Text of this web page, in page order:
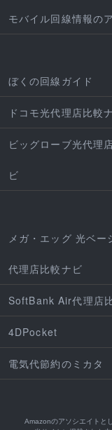
モバイル回線情報の
ぼくの回線ガイド
ドコモ光代理店比較
ビッグローブ光代理
ビ
メガ・エッグ 光ベー
代理店比較ナビ
SoftBank Air代理店
4DPocket
電気代節約のミカタ
Amazonのアソシエイトと